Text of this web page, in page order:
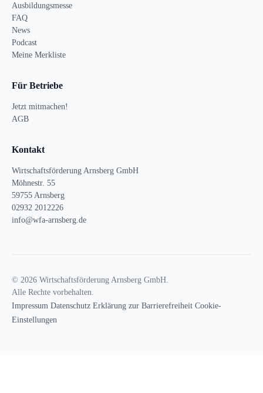
Ausbildungsmesse
FAQ
News
Podcast
Meine Merkliste
Für Betriebe
Jetzt mitmachen!
AGB
Kontakt
Wirtschaftsförderung Arnsberg GmbH
Möhnestr. 55
59755 Arnsberg
02932 2012226
info@wfa-arnsberg.de
© 2026 Wirtschaftsförderung Arnsberg GmbH.
Alle Rechte vorbehalten.
Impressum Datenschutz Erklärung zur Barrierefreiheit Cookie-
Einstellungen